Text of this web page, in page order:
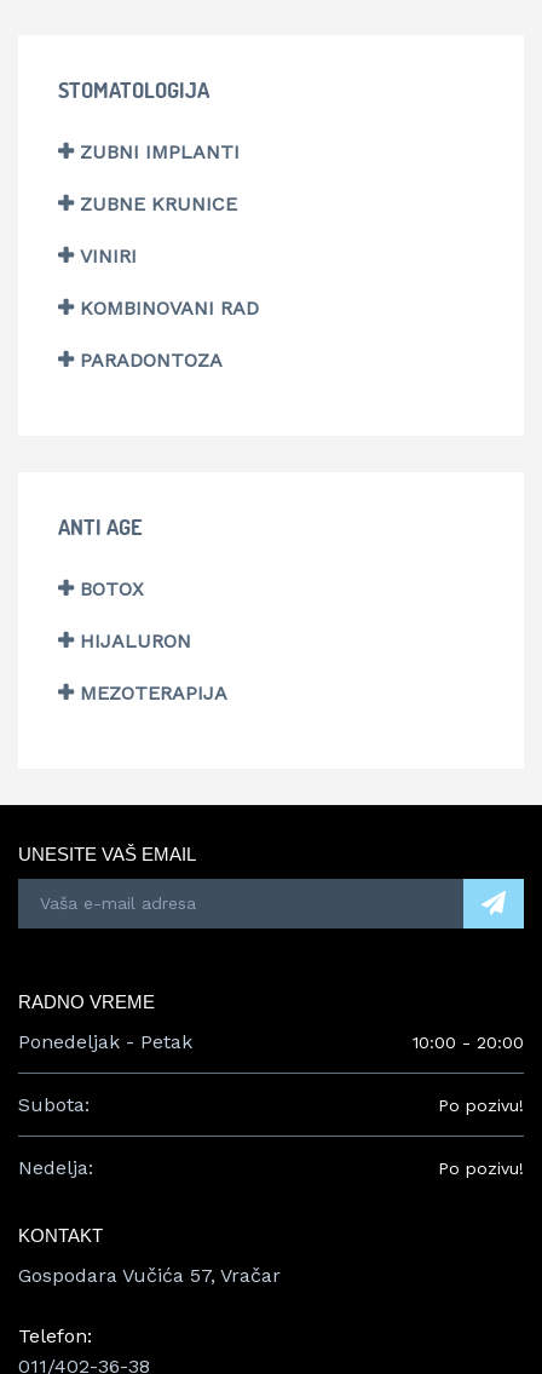
STOMATOLOGIJA
ZUBNI IMPLANTI
ZUBNE KRUNICE
VINIRI
KOMBINOVANI RAD
PARADONTOZA
ANTI AGE
BOTOX
HIJALURON
MEZOTERAPIJA
UNESITE VAŠ EMAIL
RADNO VREME
Ponedeljak - Petak 10:00 - 20:00
Subota: Po pozivu!
Nedelja: Po pozivu!
KONTAKT
Gospodara Vučića 57, Vračar
Telefon:
011/402-36-38